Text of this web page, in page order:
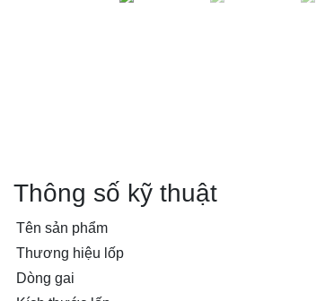
Thông số kỹ thuật
Tên sản phẩm
Thương hiệu lốp
Dòng gai